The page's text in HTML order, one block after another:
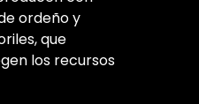
ordeño y
que
los recursos